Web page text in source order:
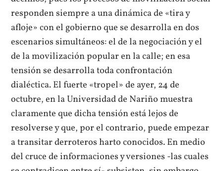
responden siempre a una dinámica de «tira y
afloje» con el gobierno que se desarrolla en dos
escenarios simultáneos: el de la negociación y el
de la movilización popular en la calle; en esa
tensión se desarrolla toda confrontación
dialéctica. El fuerte «tropel» de ayer, 24 de
octubre, en la Universidad de Nariño muestra
claramente que dicha tensión está lejos de
resolverse y que, por el contrario, puede empezar
a transitar derroteros harto conocidos. En medio
del cruce de informaciones y versiones -las cuales